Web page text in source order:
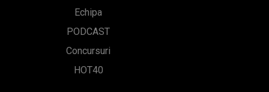
Echipa
PODCAST
Concursuri
HOT40